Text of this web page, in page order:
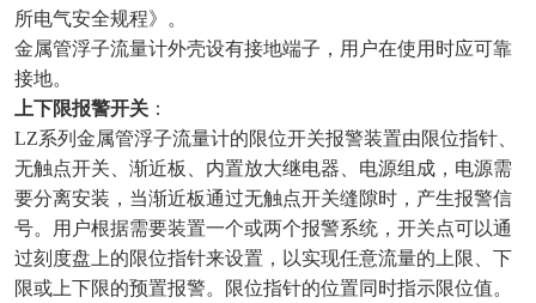
所电气安全规程》。
金属管浮子流量计外壳设有接地端子，用户在使用时应可靠
接地。
上下限报警开关 ：
LZ系列金属管浮子流量计的限位开关报警装置由限位指针、
无触点开关、渐近板、内置放大继电器、电源组成，电源需
要分离安装，当渐近板通过无触点开关缝隙时，产生报警信
号。用户根据需要装置一个或两个报警系统，开关点可以通
过刻度盘上的限位指针来设置，以实现任意流量的上限、下
限或上下限的预置报警。限位指针的位置同时指示限位值。